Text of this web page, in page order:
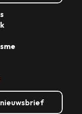
nieuwsbrief